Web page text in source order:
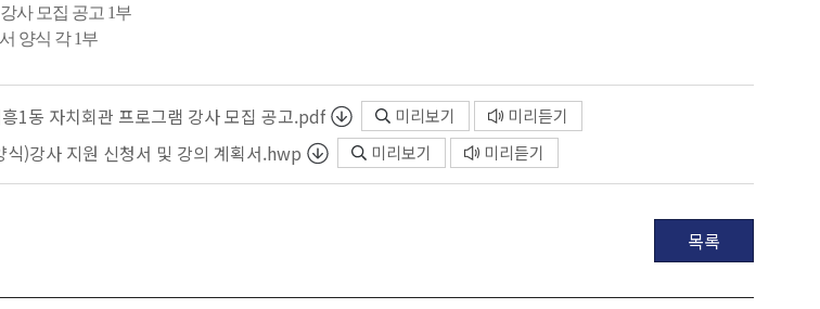
사 모집 공고 1부
양식 각 1부
1동 자치회관 프로그램 강사 모집 공고.pdf 미리보기 미리듣기
식)강사 지원 신청서 및 강의 계획서.hwp 미리보기 미리듣기
목록